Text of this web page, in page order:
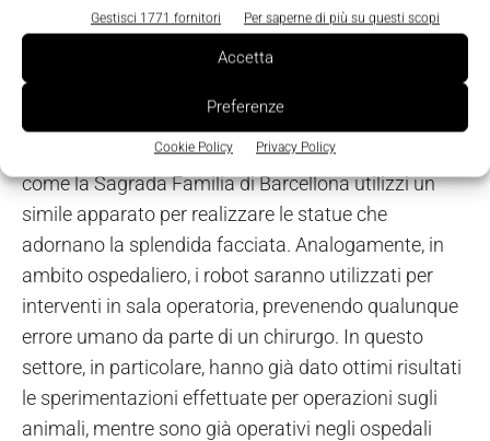
Gestisci 1771 fornitori Per saperne di più su questi scopi
Accetta
Preferenze
Cookie Policy Privacy Policy
autonomamente qualunque oggetto,
semplicemente sfruttando un apparato che,
collegato a un sistema di fresatura, è in grado di
riconoscere le forme e le dimensioni occupate nello
spazio. Emblematico il fatto che un monumento
come la Sagrada Familia di Barcellona utilizzi un
simile apparato per realizzare le statue che
adornano la splendida facciata. Analogamente, in
ambito ospedaliero, i robot saranno utilizzati per
interventi in sala operatoria, prevenendo qualunque
errore umano da parte di un chirurgo. In questo
settore, in particolare, hanno già dato ottimi risultati
le sperimentazioni effettuate per operazioni sugli
animali, mentre sono già operativi negli ospedali